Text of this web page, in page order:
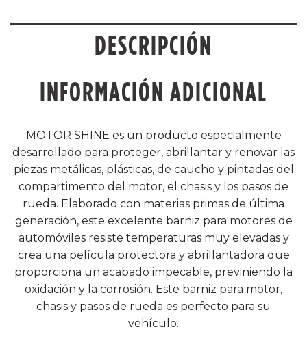
DESCRIPCIÓN
INFORMACIÓN ADICIONAL
MOTOR SHINE es un producto especialmente
desarrollado para proteger, abrillantar y renovar las
piezas metálicas, plásticas, de caucho y pintadas del
compartimento del motor, el chasis y los pasos de
rueda. Elaborado con materias primas de última
generación, este excelente barniz para motores de
automóviles resiste temperaturas muy elevadas y
crea una película protectora y abrillantadora que
proporciona un acabado impecable, previniendo la
oxidación y la corrosión. Este barniz para motor,
chasis y pasos de rueda es perfecto para su
vehículo.